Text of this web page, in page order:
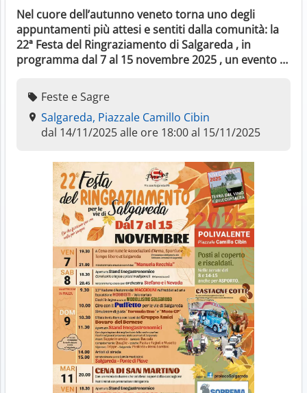
Nel cuore dell’autunno veneto torna uno degli
appuntamenti più attesi e sentiti dalla comunità: la
22ª Festa del Ringraziamento di Salgareda , in
programma dal 7 al 15 novembre 2025 , un evento …
Feste e Sagre
Salgareda, Piazzale Camillo Cibin
dal 14/11/2025 alle ore 18:00 al 15/11/2025